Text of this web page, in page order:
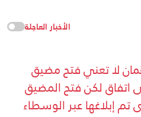
الأخبار العاجلة
لا تعني فتح مضيق
اتفاق لكن فتح المضيق
إبلاغها عبر الوسطاء